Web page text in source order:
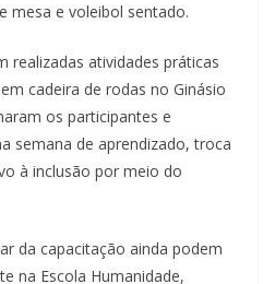
mesa e voleibol sentado.
realizadas atividades práticas
cadeira de rodas no Ginásio
os participantes e
semana de aprendizado, troca
à inclusão por meio do
da capacitação ainda podem
na Escola Humanidade,